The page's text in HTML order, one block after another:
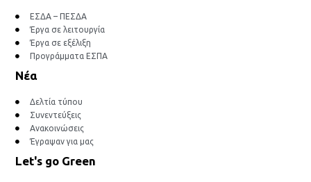
ΕΣΔΑ – ΠΕΣΔΑ
Έργα σε λειτουργία
Έργα σε εξέλιξη
Προγράμματα ΕΣΠΑ
Νέα
Δελτία τύπου
Συνεντεύξεις
Ανακοινώσεις
Έγραψαν για μας
Let's go Green